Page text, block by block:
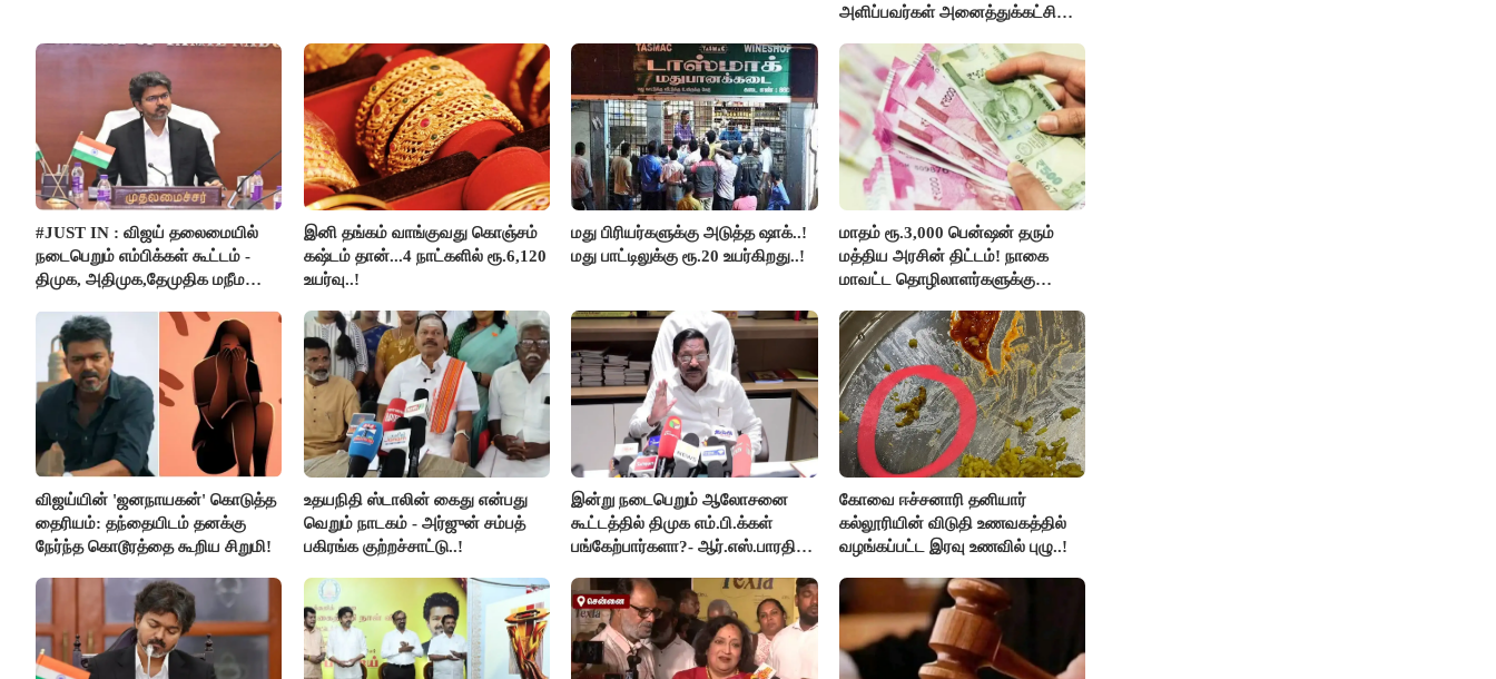
அளிப்பவர்கள் அனைத்துக்கட்சி
- மாணிக்கம் தாகூர்..!!
#JUST IN : விஜய் தலைமையில்
நடைபெறும் எம்பிக்கள் கூட்டம் -
திமுக, அதிமுக,தேமுதிக மநீம
இனி தங்கம் வாங்குவது கொஞ்சம்
கஷ்டம் தான்...4 நாட்களில் ரூ.6,120
உயர்வு..!
மது பிரியர்களுக்கு அடுத்த ஷாக்..!
மது பாட்டிலுக்கு ரூ.20 உயர்கிறது..!
மாதம் ரூ.3,000 பென்ஷன் தரும்
மத்திய அரசின் திட்டம்! நாகை
மாவட்ட தொழிலாளர்களுக்கு
செய்தி!
விஜய்யின் 'ஜனநாயகன்' கொடுத்த
தைரியம்: தந்தையிடம் தனக்கு
நேர்ந்த கொடூரத்தை கூறிய சிறுமி!
உதயநிதி ஸ்டாலின் கைது என்பது
வெறும் நாடகம் - அர்ஜுன் சம்பத்
பகிரங்க குற்றச்சாட்டு..!
இன்று நடைபெறும் ஆலோசனை
கூட்டத்தில் திமுக எம்.பி.க்கள்
பங்கேற்பார்களா?- ஆர்.எஸ்.பாரதி
கோவை ஈச்சனாரி தனியார்
கல்லூரியின் விடுதி உணவகத்தில்
வழங்கப்பட்ட இரவு உணவில் புழு..!